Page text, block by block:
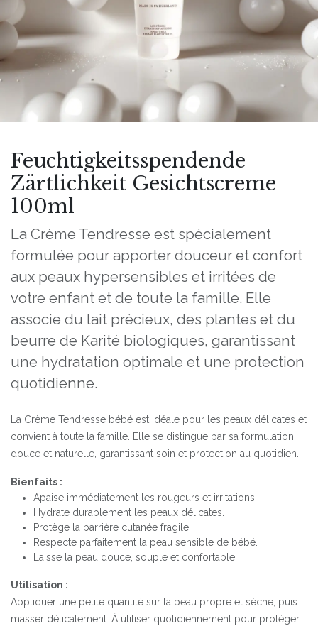
Feuchtigkeitsspendende
Zärtlichkeit Gesichtscreme
100ml
La Crème Tendresse est spécialement
formulée pour apporter douceur et confort
aux peaux hypersensibles et irritées de
votre enfant et de toute la famille. Elle
associe du lait précieux, des plantes et du
beurre de Karité biologiques, garantissant
une hydratation optimale et une protection
quotidienne.
La Crème Tendresse bébé est idéale pour les peaux délicates et
convient à toute la famille. Elle se distingue par sa formulation
douce et naturelle, garantissant soin et protection au quotidien.
Bienfaits :
Apaise immédiatement les rougeurs et irritations.
Hydrate durablement les peaux délicates.
Protège la barrière cutanée fragile.
Respecte parfaitement la peau sensible de bébé.
Laisse la peau douce, souple et confortable.
Utilisation :
Appliquer une petite quantité sur la peau propre et sèche, puis
masser délicatement. À utiliser quotidiennement pour protéger